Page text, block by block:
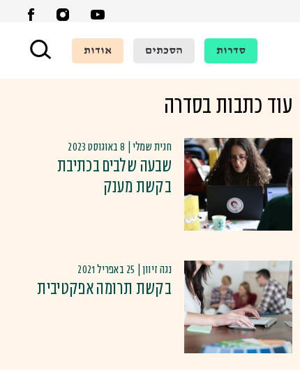
סדרות הסכתים אודות
חזרה לסדרת הכתבות
עוד כתבות בסדרה
חגית שמלי | 8 באוגוסט 2023
שבעה שלבים בכתיבת
בקשת מענק
נגה זיוון | 25 באפריל 2021
בקשת תרומה אפקטיבית